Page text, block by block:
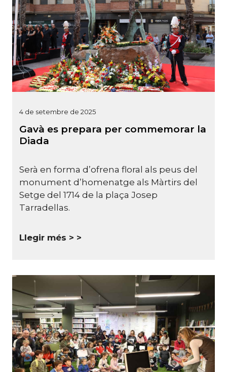
4 de setembre de 2025
Gavà es prepara per commemorar la
Diada
Serà en forma d’ofrena floral als peus del
monument d’homenatge als Màrtirs del
Setge del 1714 de la plaça Josep
Tarradellas.
Llegir més >